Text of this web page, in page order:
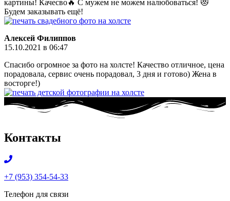
картины! Качесво🔥 С мужем не можем налюбоваться! 😻
Будем заказывать ещё!
Алексей Филиппов
15.10.2021 в 06:47
Спасибо огромное за фото на холсте! Качество отличное, цена
порадовала, сервис очень порадовал, 3 дня и готово) Жена в
восторге!)
Контакты
+7 (953) 354-54-33
Телефон для связи